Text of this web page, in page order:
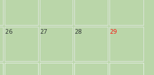
26 27 28 29